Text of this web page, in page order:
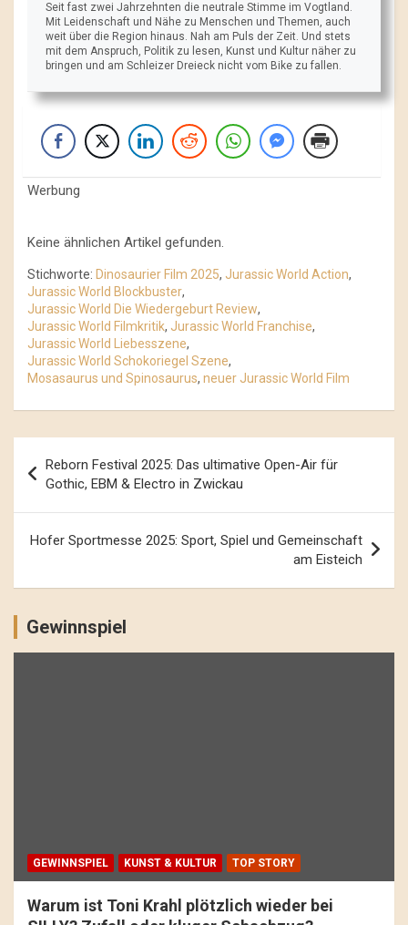
Seit fast zwei Jahrzehnten die neutrale Stimme im Vogtland.
Mit Leidenschaft und Nähe zu Menschen und Themen, auch
weit über die Region hinaus. Nah am Puls der Zeit. Und stets
mit dem Anspruch, Politik zu lesen, Kunst und Kultur näher zu
bringen und am Schleizer Dreieck nicht vom Bike zu fallen.
Werbung
Keine ähnlichen Artikel gefunden.
Stichworte: Dinosaurier Film 2025, Jurassic World Action,
Jurassic World Blockbuster,
Jurassic World Die Wiedergeburt Review,
Jurassic World Filmkritik, Jurassic World Franchise,
Jurassic World Liebesszene,
Jurassic World Schokoriegel Szene,
Mosasaurus und Spinosaurus, neuer Jurassic World Film
Navigation
Reborn Festival 2025: Das ultimative Open-Air für
Gothic, EBM & Electro in Zwickau
Hofer Sportmesse 2025: Sport, Spiel und Gemeinschaft
am Eisteich
Gewinnspiel
GEWINNSPIEL KUNST & KULTUR TOP STORY
Warum ist Toni Krahl plötzlich wieder bei